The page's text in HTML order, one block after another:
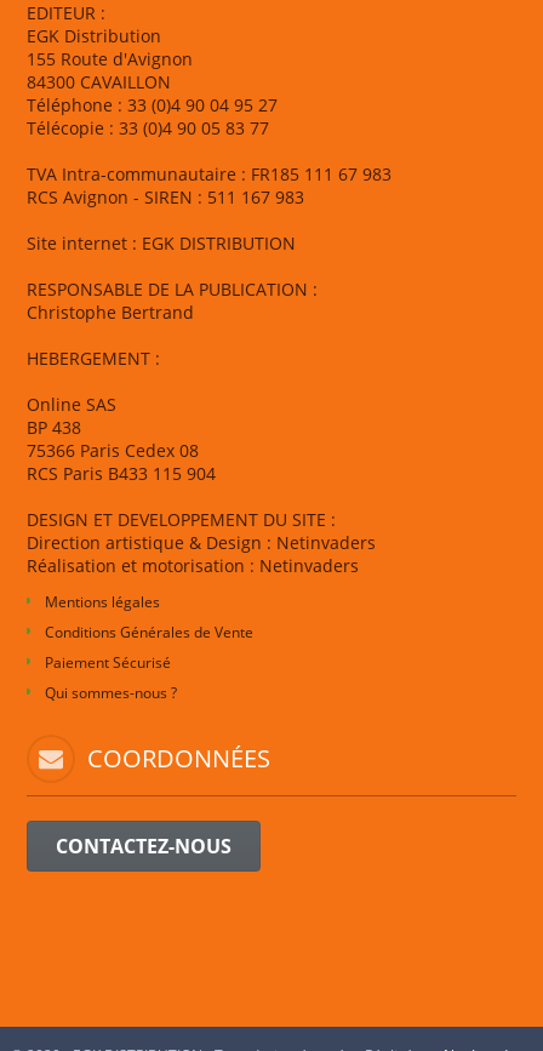
EDITEUR :
EGK Distribution
155 Route d'Avignon
84300 CAVAILLON
Téléphone : 33 (0)4 90 04 95 27
Télécopie : 33 (0)4 90 05 83 77
TVA Intra-communautaire : FR185 111 67 983
RCS Avignon - SIREN : 511 167 983
Site internet : EGK DISTRIBUTION
RESPONSABLE DE LA PUBLICATION :
Christophe Bertrand
HEBERGEMENT :
Online SAS
BP 438
75366 Paris Cedex 08
RCS Paris B433 115 904
DESIGN ET DEVELOPPEMENT DU SITE :
Direction artistique & Design : Netinvaders
Réalisation et motorisation : Netinvaders
Mentions légales
Conditions Générales de Vente
Paiement Sécurisé
Qui sommes-nous ?
COORDONNÉES
CONTACTEZ-NOUS